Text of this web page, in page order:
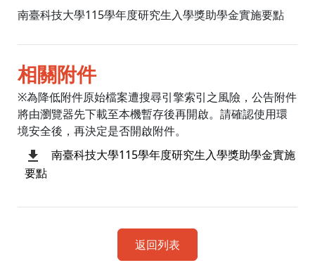
南臺科技大學115學年度研究生入學獎助學金實施要點
相關附件
※為降低附件原始檔案遭搜尋引擎索引之風險，公告附件
將由瀏覽器先下載至本機暫存後再開啟。請確認使用環
境安全後，再決定是否開啟附件。
南臺科技大學115學年度研究生入學獎助學金實施
要點
返回列表